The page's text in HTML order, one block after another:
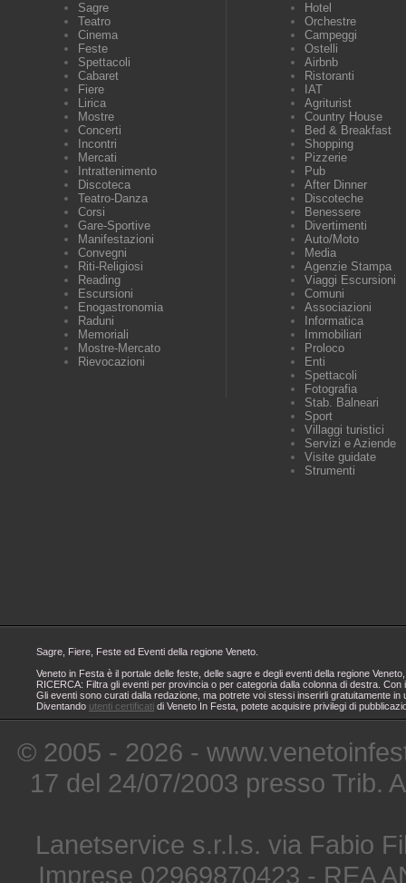
Sagre
Teatro
Cinema
Feste
Spettacoli
Cabaret
Fiere
Lirica
Mostre
Concerti
Incontri
Mercati
Intrattenimento
Discoteca
Teatro-Danza
Corsi
Gare-Sportive
Manifestazioni
Convegni
Riti-Religiosi
Reading
Escursioni
Enogastronomia
Raduni
Memoriali
Mostre-Mercato
Rievocazioni
Hotel
Orchestre
Campeggi
Ostelli
Airbnb
Ristoranti
IAT
Agriturist
Country House
Bed & Breakfast
Shopping
Pizzerie
Pub
After Dinner
Discoteche
Benessere
Divertimenti
Auto/Moto
Media
Agenzie Stampa
Viaggi Escursioni
Comuni
Associazioni
Informatica
Immobiliari
Proloco
Enti
Spettacoli
Fotografia
Stab. Balneari
Sport
Villaggi turistici
Servizi e Aziende
Visite guidate
Strumenti
Sagre, Fiere, Feste ed Eventi della regione Veneto.
Veneto in Festa è il portale delle feste, delle sagre e degli eventi della regione
RICERCA: Filtra gli eventi per provincia o per categoria dalla colonna di destra.
Gli eventi sono curati dalla redazione, ma potrete voi stessi inserirli gratuitamente
Diventando utenti certificati di Veneto In Festa, potete acquisire privilegi di
© 2005 - 2026 -
17 del 24/07/2003 presso Trib.
Lanetservice s.r.l.s. via Fabio
Imprese 02969870423 - REA